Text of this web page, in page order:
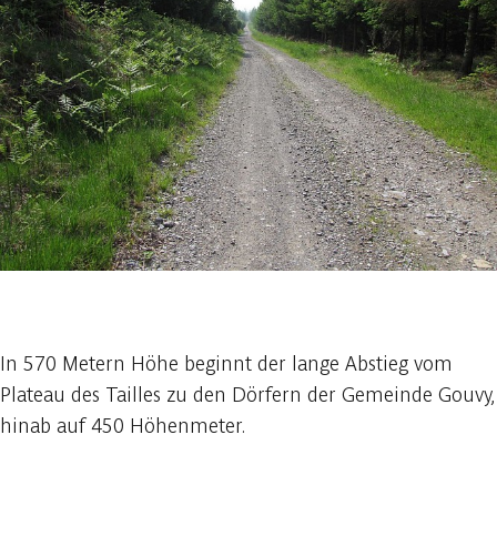
In 570 Metern Höhe beginnt der lange Abstieg vom
Plateau des Tailles zu den Dörfern der Gemeinde Gouvy,
hinab auf 450 Höhenmeter.